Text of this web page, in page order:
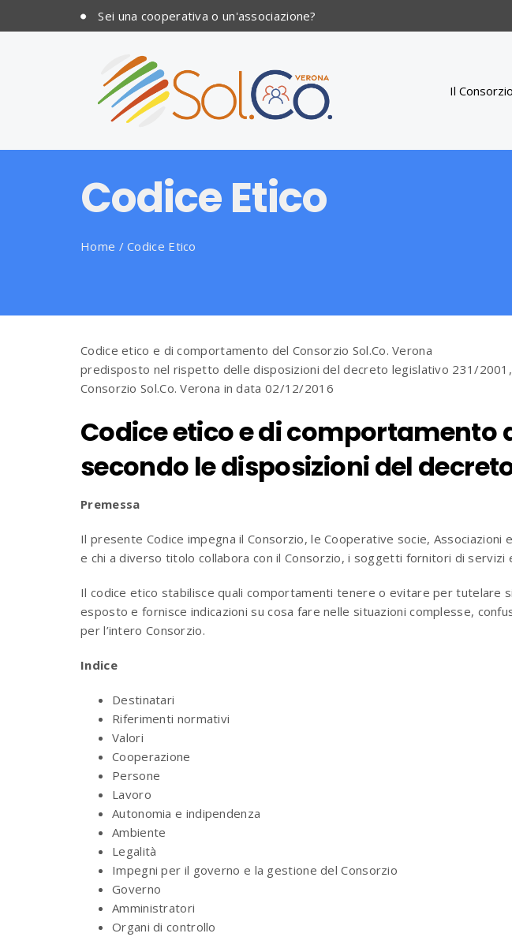
Sei una cooperativa o un'associazione?
Il Consorzio
Codice Etico
Home /Codice Etico
Codice etico e di comportamento del Consorzio Sol.Co. Verona
predisposto nel rispetto delle disposizioni del decreto legislativo 231/
Consorzio Sol.Co. Verona in data 02/12/2016
Codice etico e di comportamento
secondo le disposizioni del
Premessa
Il presente Codice impegna il Consorzio, le Cooperative socie,
e chi a diverso titolo collabora con il Consorzio, i soggetti fornitori di
Il codice etico stabilisce quali comportamenti tenere o evitare per tutelare
esposto e fornisce indicazioni su cosa fare nelle situazioni complesse,
per l’intero Consorzio.
Indice
Destinatari
Riferimenti normativi
Valori
Cooperazione
Persone
Lavoro
Autonomia e indipendenza
Ambiente
Legalità
Impegni per il governo e la gestione del Consorzio
Governo
Amministratori
Organi di controllo